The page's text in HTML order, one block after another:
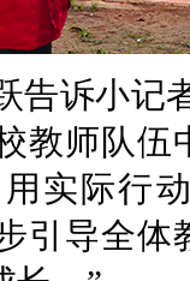
告诉小记
教师队
实际行
引导全